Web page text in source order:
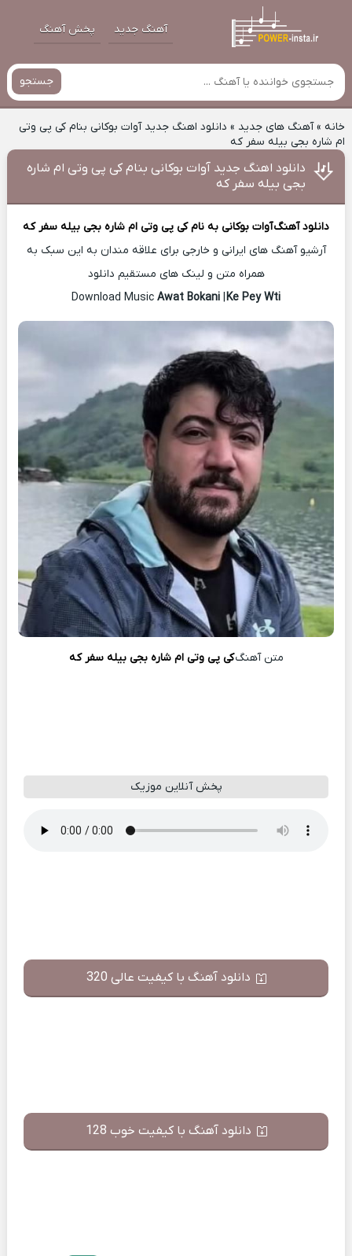
آهنگ جدید پخش آهنگ
جستجو
خانه»آهنگ های جدید » دانلود اهنگ جدید آوات بوکانی بنام کی پی وتی
ام شاره بجی بیله سفر که
دانلود اهنگ جدید آوات بوکانی بنام کی پی وتی ام شاره
بجی بیله سفر که
دانلود آهنگآوات بوکانی به نام کی پی وتی ام شاره بجی بیله سفر که
آرشیو آهنگ های ایرانی و خارجی برای علاقه مندان به این سبک به
همراه متن و لینک های مستقیم دانلود
Download Music
Awat Bokani|Ke Pey Wti
متن آهنگکی پی وتی ام شاره بجی بیله سفر که
پخش آنلاین موزیک
دانلود آهنگ با کیفیت عالی 320
دانلود آهنگ با کیفیت خوب 128